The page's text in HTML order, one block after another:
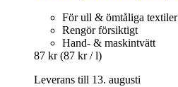
För ull & ömtåliga textiler
Rengör försiktigt
Hand- & maskintvätt
87 kr (87 kr / l)
Leverans till 13. augusti